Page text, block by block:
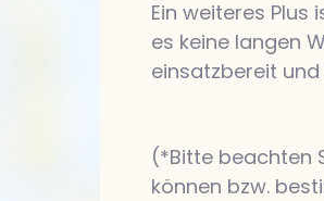
Ein weiteres
es keine langen
einsatzbereit
(*Bitte beachten
können bzw.